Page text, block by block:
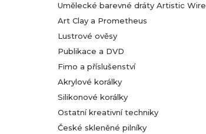
Umělecké barevné dráty Artistic Wire
Art Clay a Prometheus
Lustrové ověsy
Publikace a DVD
Fimo a příslušenství
Akrylové korálky
Silikonové korálky
Ostatní kreativní techniky
České skleněné pilníky